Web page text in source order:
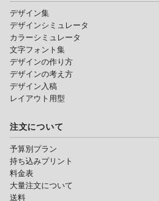
デザイン集
デザインシミュレータ
カラーシミュレータ
文字フォント集
デザインの作り方
デザインの考え方
デザイン入稿
レイアウト用型
注文について
予算別プラン
持ち込みプリント
料金表
大量注文について
送料